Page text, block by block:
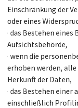
Einschränkung der
oder eines
· das Bestehen
Aufsichtsbehörde,
· wenn die
erhoben werden,
Herkunft der Daten,
· das Bestehen
einschließlich